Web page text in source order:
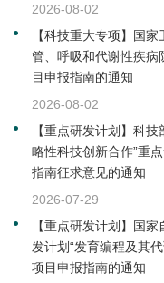
2026-08-02
【科技重大专项】国
管、呼吸和代谢性疾病
目申报指南的通知
2026-08-02
【重点研发计划】科
略性科技创新合作”重
指南征求意见的通知
2026-07-29
【重点研发计划】国
发计划“发育编程及其
项目申报指南的通知